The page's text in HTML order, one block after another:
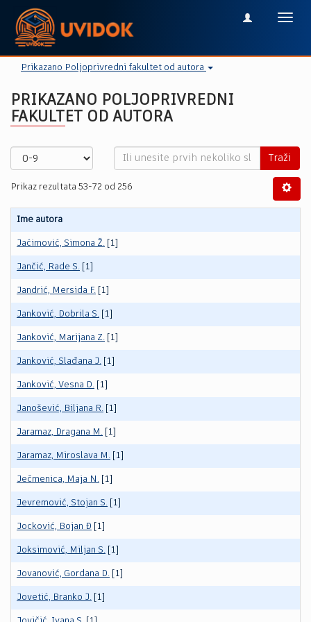
Prikazano Poljoprivredni fakultet od autora
PRIKAZANO POLJOPRIVREDNI
FAKULTET OD AUTORA
Traži
Prikaz rezultata 53-72 od 256
Ime autora
Jaćimović, Simona Ž. [1]
Jančić, Rade S. [1]
Jandrić, Mersida F. [1]
Janković, Dobrila S. [1]
Janković, Marijana Z. [1]
Janković, Slađana J. [1]
Janković, Vesna D. [1]
Janošević, Biljana R. [1]
Jaramaz, Dragana M. [1]
Jaramaz, Miroslava M. [1]
Ječmenica, Maja N. [1]
Jevremović, Stojan S. [1]
Jocković, Bojan Đ [1]
Joksimović, Miljan S. [1]
Jovanović, Gordana D. [1]
Jovetić, Branko J. [1]